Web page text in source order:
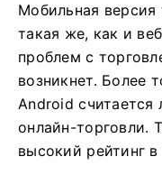
Мобильная
такая же, как и
проблем с
возникнет. Более
Android
онлайн-торговли.
высокий рейтинг в